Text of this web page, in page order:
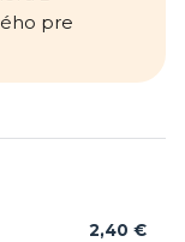
pre
2,40 €